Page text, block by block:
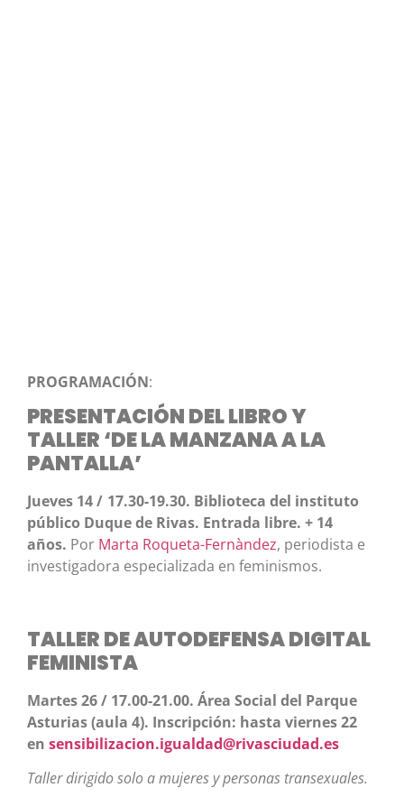
PROGRAMACIÓN:
PRESENTACIÓN DEL LIBRO Y
TALLER ‘DE LA MANZANA A LA
PANTALLA’
Jueves 14 / 17.30-19.30. Biblioteca del instituto
público Duque de Rivas. Entrada libre. + 14
años. Por Marta Roqueta-Fernàndez, periodista e
investigadora especializada en feminismos.
TALLER DE AUTODEFENSA DIGITAL
FEMINISTA
Martes 26 / 17.00-21.00. Área Social del Parque
Asturias (aula 4). Inscripción: hasta viernes 22
en sensibilizacion.igualdad@rivasciudad.es
Taller dirigido solo a mujeres y personas transexuales.